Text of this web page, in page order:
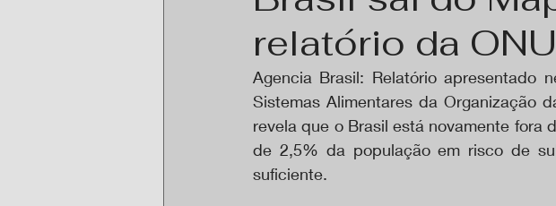
relatório da ONU
Agencia Brasil: Relatório apresentado
Sistemas Alimentares da Organização
revela que o Brasil está novamente fora
de 2,5% da população em risco de
suficiente.